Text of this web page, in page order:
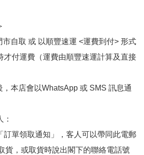
市自取 或 以順豐速運 <運費到付> 形式
才付運費（運費由順豐速運計算及直接
本店會以WhatsApp 或 SMS 訊息通
訂單領取通知」，客人可以帶同此電郵
貨，或取貨時說出閣下的聯絡電話號